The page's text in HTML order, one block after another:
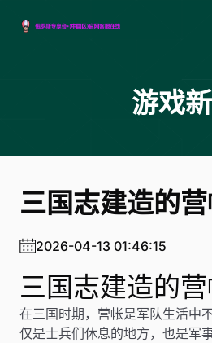
游戏
三国志建造的
2026-04-13 01:46:15
三国志建造的
在三国时期，营帐是军队生活中
仅是士兵们休息的地方，也是军